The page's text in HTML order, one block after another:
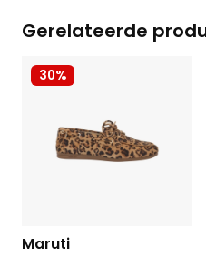
Gerelateerde
30%
Maruti